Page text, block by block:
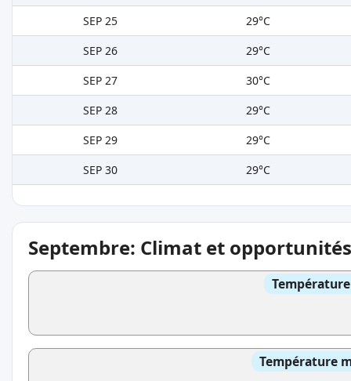
SEP 25
29°C
SEP 26
29°C
SEP 27
30°C
SEP 28
29°C
SEP 29
29°C
SEP 30
29°C
Septembre: Climat et
Température